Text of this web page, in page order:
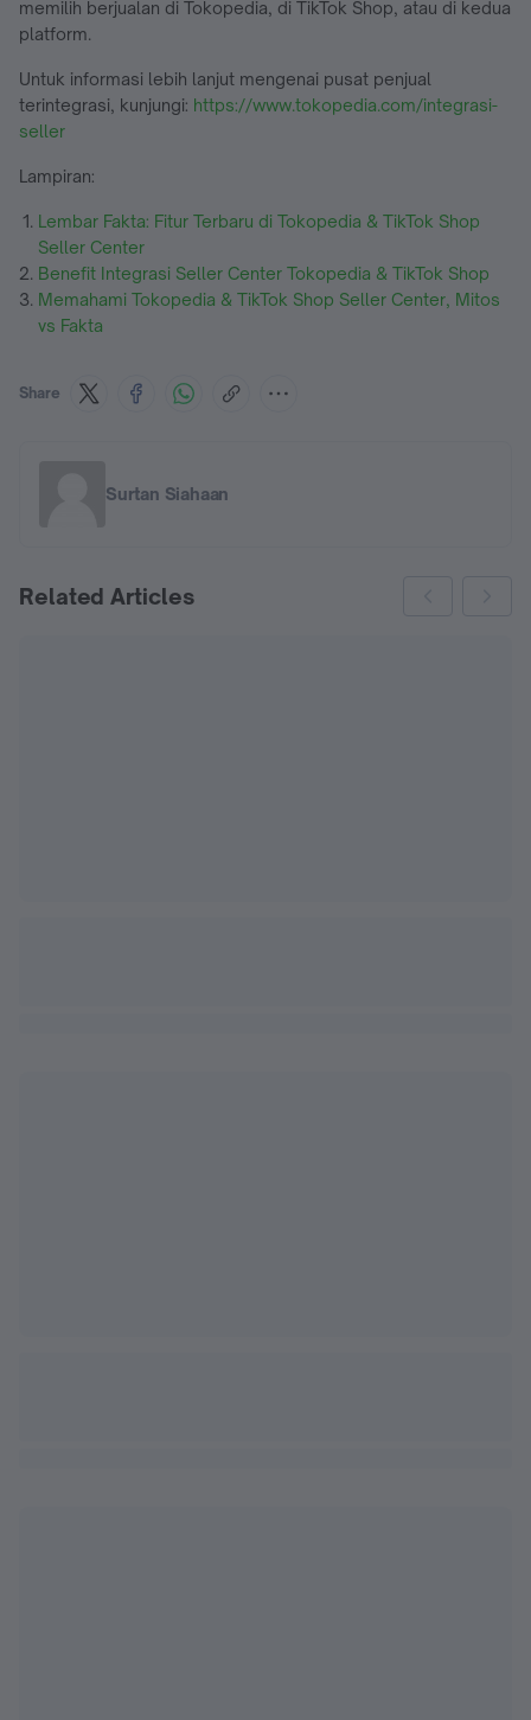
memilih berjualan di Tokopedia, di TikTok Shop, atau di kedua
platform.
Untuk informasi lebih lanjut mengenai pusat penjual
terintegrasi, kunjungi: https://www.tokopedia.com/integrasi-
seller
Lampiran:
Lembar Fakta: Fitur Terbaru di Tokopedia & TikTok Shop
Seller Center
Benefit Integrasi Seller Center Tokopedia & TikTok Shop
Memahami Tokopedia & TikTok Shop Seller Center, Mitos
vs Fakta
Share
Surtan Siahaan
Related Articles